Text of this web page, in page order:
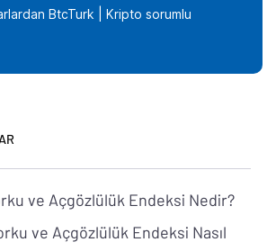
BtcTurk | Kripto sorumlu
ve Açgözlülük Endeksi Nedir?
ve Açgözlülük Endeksi Nasıl